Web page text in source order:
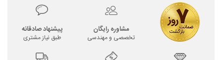
مشاوره رایگان
تخصصی و مهندسی
پیشنهاد صادقانه
طبق نیاز مشتری